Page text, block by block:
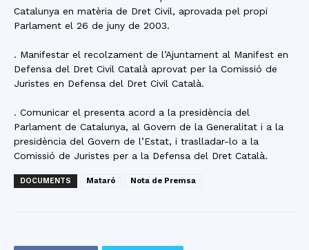
Catalunya en matèria de Dret Civil, aprovada pel propi
Parlament el 26 de juny de 2003.
. Manifestar el recolzament de l’Ajuntament al Manifest en
Defensa del Dret Civil Català aprovat per la Comissió de
Juristes en Defensa del Dret Civil Català.
. Comunicar el presenta acord a la presidència del
Parlament de Catalunya, al Govern de la Generalitat i a la
presidència del Govern de l’Estat, i traslladar-lo a la
Comissió de Juristes per a la Defensa del Dret Català.
DOCUMENTS Mataró Nota de Premsa